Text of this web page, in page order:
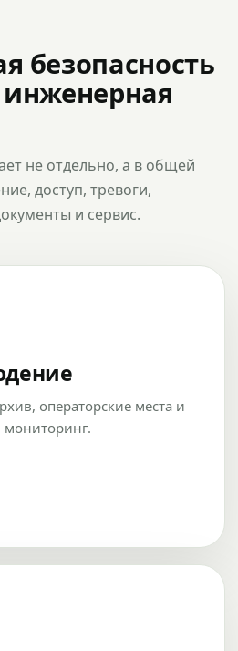
безопасность
не отдельно, а в общей
доступ, тревоги,
и сервис.
операторские места и